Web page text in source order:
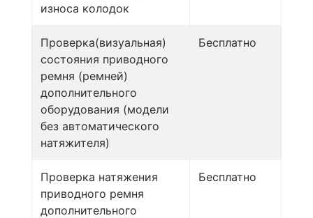
износа колодок
Проверка(визуальная)
состояния приводного
ремня (ремней)
дополнительного
оборудования (модели
без автоматического
натяжителя)
Бесплатно
Проверка натяжения
приводного ремня
дополнительного
Бесплатно